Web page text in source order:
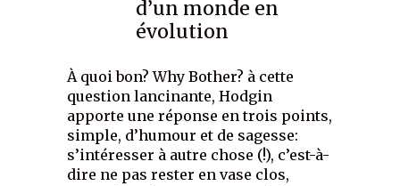
d’un monde en
évolution
À quoi bon? Why Bother? à cette
question lancinante, Hodgin
apporte une réponse en trois points,
simple, d’humour et de sagesse:
s’intéresser à autre chose (!), c’est-à-
dire ne pas rester en vase clos,